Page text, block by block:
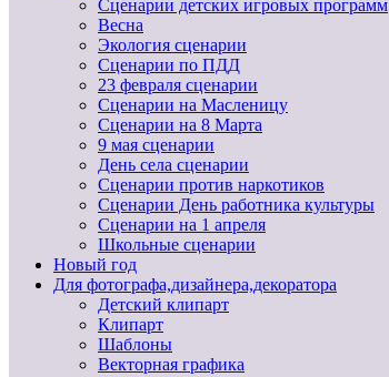
Сценарии детских игровых программ
Весна
Экология сценарии
Сценарии по ПДД
23 февраля сценарии
Сценарии на Масленицу
Сценарии на 8 Марта
9 мая сценарии
День села сценарии
Сценарии против наркотиков
Сценарии День работника культуры
Сценарии на 1 апреля
Школьные сценарии
Новый год
Для фотографа,дизайнера,декоратора
Детский клипарт
Клипарт
Шаблоны
Векторная графика